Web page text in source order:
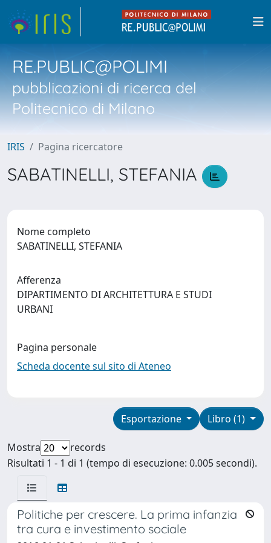
RE.PUBLIC@POLIMI
pubblicazioni di ricerca del
Politecnico di Milano
IRIS Pagina ricercatore
SABATINELLI, STEFANIA
Nome completo
SABATINELLI, STEFANIA
Afferenza
DIPARTIMENTO DI ARCHITETTURA E STUDI
URBANI
Pagina personale
Scheda docente sul sito di Ateneo
Libro (1)
Esportazione
Mostra
records
Risultati 1 - 1 di 1 (tempo di esecuzione: 0.005 secondi).
Politiche per crescere. La prima infanzia
tra cura e investimento sociale